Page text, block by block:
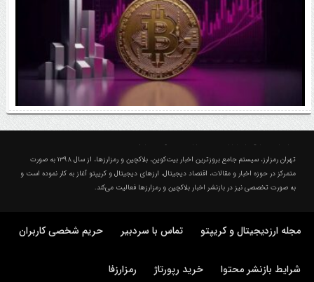
اتفاق مهم در بازار رمزارزها / بیت‌کوین وارد فاز تازه شد
تهران رمزارز، سیستم جامع بروزترین اخبار بیت‌کوین، بلاکچین و رمزارزها، از سال ۱۳۹۸ به صورت
متمرکز در حوزه اخبار و مقالات، اقتصاد دیجیتال، ارزهای‌ دیجیتال و کریپتو آغاز به کار نموده است و
به صورت تخصصی نیز در بازنشر اخبار بلاکچین و رمزارزها فعالیت می‌کند.
مجله ارزدیجیتال و کریپتو تماس با سردبیر حریم شخصی کاربران
شرایط بازنشر محتوا خرید رپورتاژ رمزارزفا